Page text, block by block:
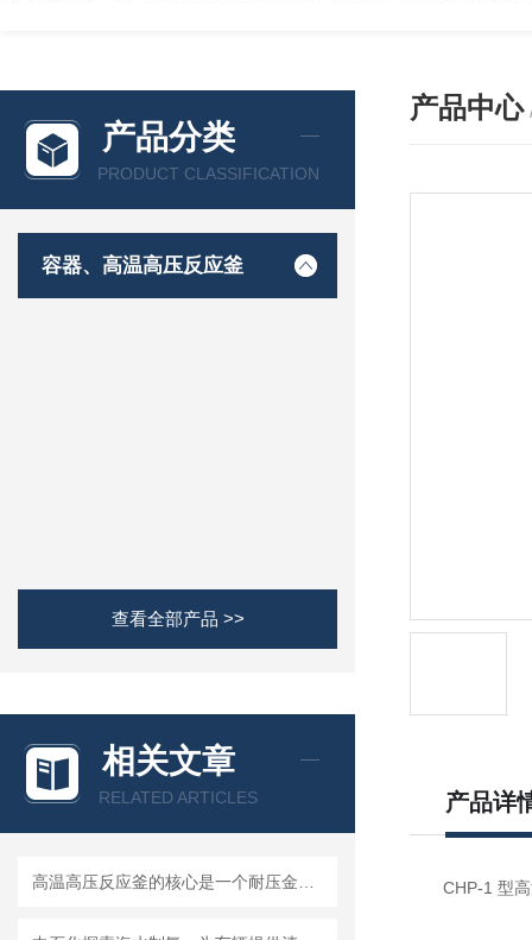
产品分类
PRODUCT CLASSIFICATION
容器、高温高压反应釜
查看全部产品 >>
相关文章
RELATED ARTICLES
产品中心
产品详
CHP-1 型高